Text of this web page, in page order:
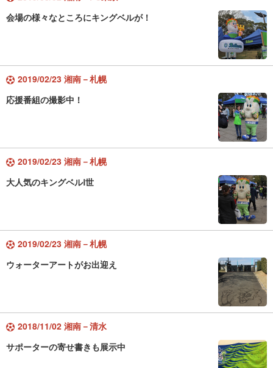
会場の様々なところにキングベルが！
2019/02/23 湘南－札幌
応援番組の撮影中！
2019/02/23 湘南－札幌
大人気のキングベルⅠ世
2019/02/23 湘南－札幌
ウォーターアートがお出迎え
2018/11/02 湘南－清水
サポーターの寄せ書きも展示中